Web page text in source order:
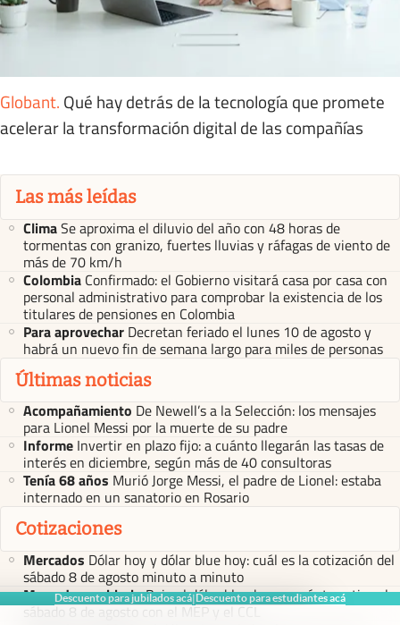
Descuento para jubilados acá|Descuento para estudiantes acá
Globant. Qué hay detrás de la tecnología que promete
acelerar la transformación digital de las compañías
Las más leídas
ClimaSe aproxima el diluvio del año con 48 horas de
tormentas con granizo, fuertes lluvias y ráfagas de viento de
más de 70 km/h
Colombia Confirmado: el Gobierno visitará casa por casa con
personal administrativo para comprobar la existencia de los
titulares de pensiones en Colombia
Para aprovechar Decretan feriado el lunes 10 de agosto y
habrá un nuevo fin de semana largo para miles de personas
Últimas noticias
Acompañamiento De Newell’s a la Selección: los mensajes
para Lionel Messi por la muerte de su padre
Informe Invertir en plazo fijo: a cuánto llegarán las tasas de
interés en diciembre, según más de 40 consultoras
Tenía 68 años Murió Jorge Messi, el padre de Lionel: estaba
internado en un sanatorio en Rosario
Cotizaciones
Mercados Dólar hoy y dólar blue hoy: cuál es la cotización del
sábado 8 de agosto minuto a minuto
Mercado cambiarioBaja el dólar blue hoy: a cuánto cotiza el
sábado 8 de agosto con el MEP y el CCL